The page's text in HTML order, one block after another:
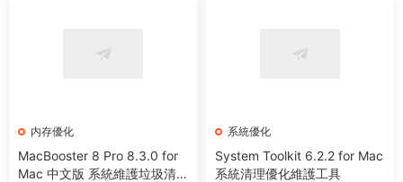
内存優化
MacBooster 8 Pro 8.3.0 for
Mac 中文版 系統維護垃圾清
系統優化
System Toolkit 6.2.2 for Mac
系統清理優化維護工具